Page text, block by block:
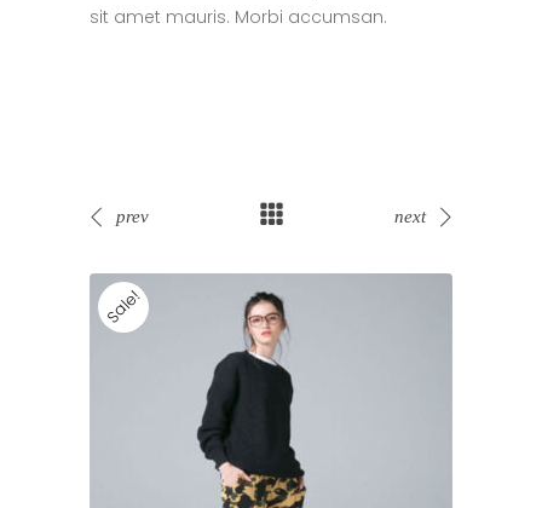
sit amet mauris. Morbi accumsan.
prev next
Sale!